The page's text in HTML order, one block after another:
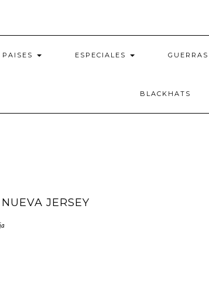
PAISES ESPECIALES GUERRAS
BLACKHATS
JERSEY